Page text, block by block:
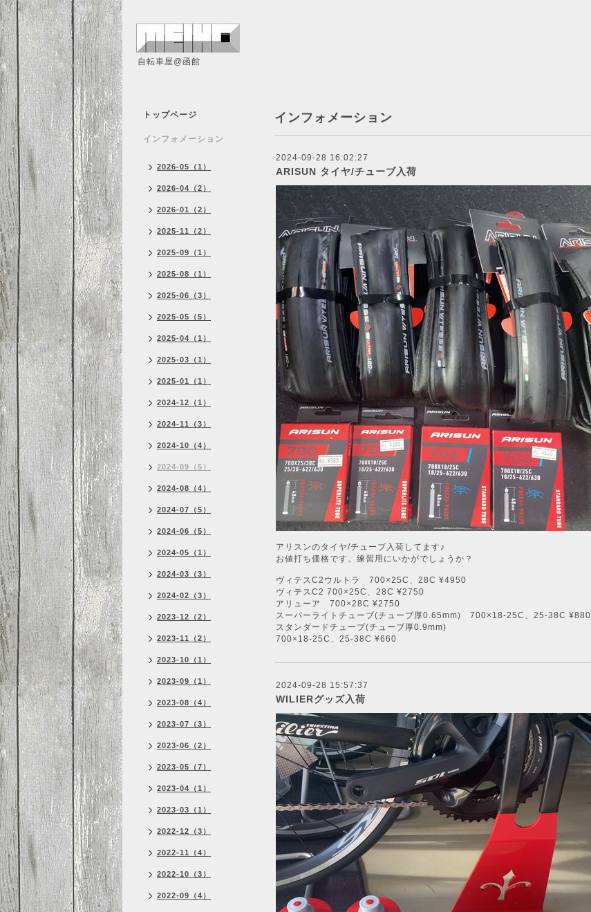
自転車屋@函館
インフォメーション
2024-09-28 16:02:27
ARISUN タイヤ/チューブ入荷
アリスンのタイヤ/チューブ入荷してます♪
お値打ち価格です。練習用にいかがでしょうか？
ヴィテスC2ウルトラ 700×25C、28C ¥4950
ヴィテスC2 700×25C、28C ¥2750
アリューア 700×28C ¥2750
スーパーライトチューブ(チューブ厚0.65mm) 700×18-25C、25-38C ¥880
スタンダードチューブ(チューブ厚0.9mm)
700×18-25C、25-38C ¥660
2024-09-28 15:57:37
WILIERグッズ入荷
トップページ
インフォメーション
2026-05（1）
2026-04（2）
2026-01（2）
2025-11（2）
2025-09（1）
2025-08（1）
2025-06（3）
2025-05（5）
2025-04（1）
2025-03（1）
2025-01（1）
2024-12（1）
2024-11（3）
2024-10（4）
2024-09（5）
2024-08（4）
2024-07（5）
2024-06（5）
2024-05（1）
2024-03（3）
2024-02（3）
2023-12（2）
2023-11（2）
2023-10（1）
2023-09（1）
2023-08（4）
2023-07（3）
2023-06（2）
2023-05（7）
2023-04（1）
2023-03（1）
2022-12（3）
2022-11（4）
2022-10（3）
2022-09（4）